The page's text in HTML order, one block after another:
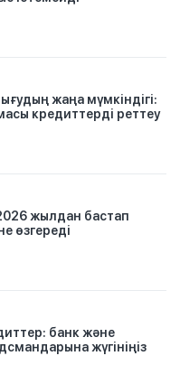
жаңа мүмкіндігі:
кредиттерді реттеу
жылдан бастап
өзгереді
банк және
жүгініңіз